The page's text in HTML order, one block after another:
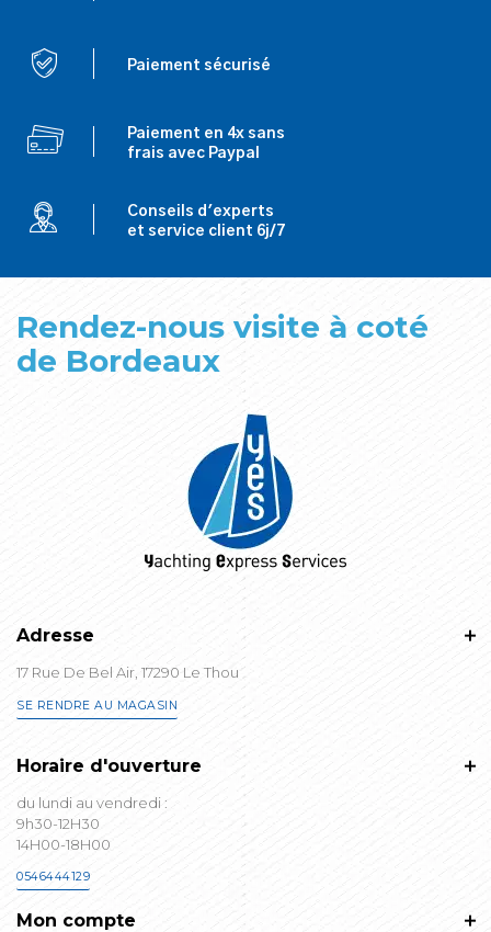
Paiement sécurisé
Paiement en 4x sans
frais avec Paypal
Conseils d'experts
et service client 6j/7
Rendez-nous visite à coté
de Bordeaux
Adresse
17 Rue De Bel Air, 17290 Le Thou
SE RENDRE AU MAGASIN
Horaire d'ouverture
du lundi au vendredi :
9h30-12H30
14H00-18H00
0546444129
Mon compte